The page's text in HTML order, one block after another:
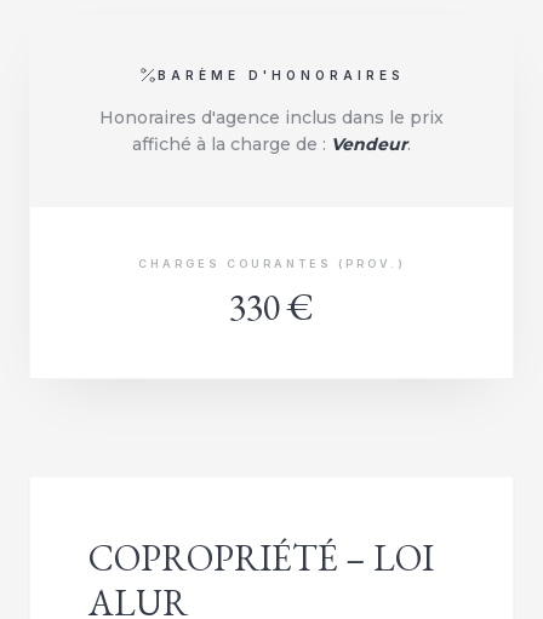
BARÈME D'HONORAIRES
Honoraires d'agence inclus dans le prix
affiché à la charge de : Vendeur.
CHARGES COURANTES (PROV.)
330 €
COPROPRIÉTÉ – LOI
ALUR